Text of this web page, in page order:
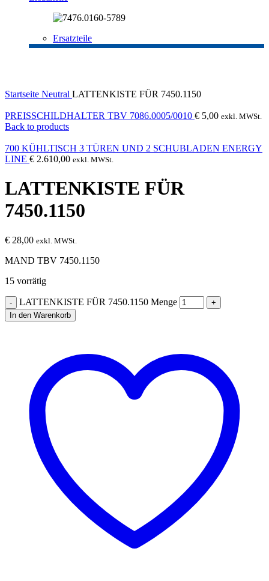
Ersatzteile
Startseite Neutral LATTENKISTE FÜR 7450.1150
PREISSCHILDHALTER TBV 7086.0005/0010 € 5,00 exkl. MWSt.
Back to products
700 KÜHLTISCH 3 TÜREN UND 2 SCHUBLADEN ENERGY
LINE € 2.610,00 exkl. MWSt.
LATTENKISTE FÜR
7450.1150
€ 28,00 exkl. MWSt.
MAND TBV 7450.1150
15 vorrätig
LATTENKISTE FÜR 7450.1150 Menge
In den Warenkorb